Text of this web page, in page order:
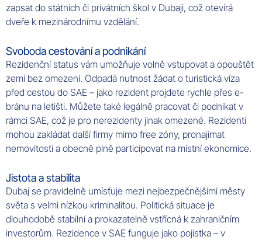
zapsat do státních či privátních škol v Dubaji, což otevírá
dveře k mezinárodnímu vzdělání.
Svoboda cestování a podnikání
Rezidenční status vám umožňuje volně vstupovat a opouštět
zemi bez omezení. Odpadá nutnost žádat o turistická víza
před cestou do SAE – jako rezident projdete rychle přes e-
bránu na letišti. Můžete také legálně pracovat či podnikat v
rámci SAE, což je pro nerezidenty jinak omezené. Rezidenti
mohou zakládat další firmy mimo free zóny, pronajímat
nemovitosti a obecně plně participovat na místní ekonomice.
Jistota a stabilita
Dubaj se pravidelně umísťuje mezi nejbezpečnějšími městy
světa s velmi nízkou kriminalitou. Politická situace je
dlouhodobě stabilní a prokazatelně vstřícná k zahraničním
investorům. Rezidence v SAE funguje jako pojistka – v